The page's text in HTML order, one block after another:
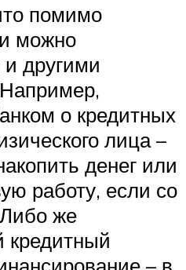
помимо
можно
и другими
о кредитных
лица –
денег или
работу, если со
же
кредитный
– в